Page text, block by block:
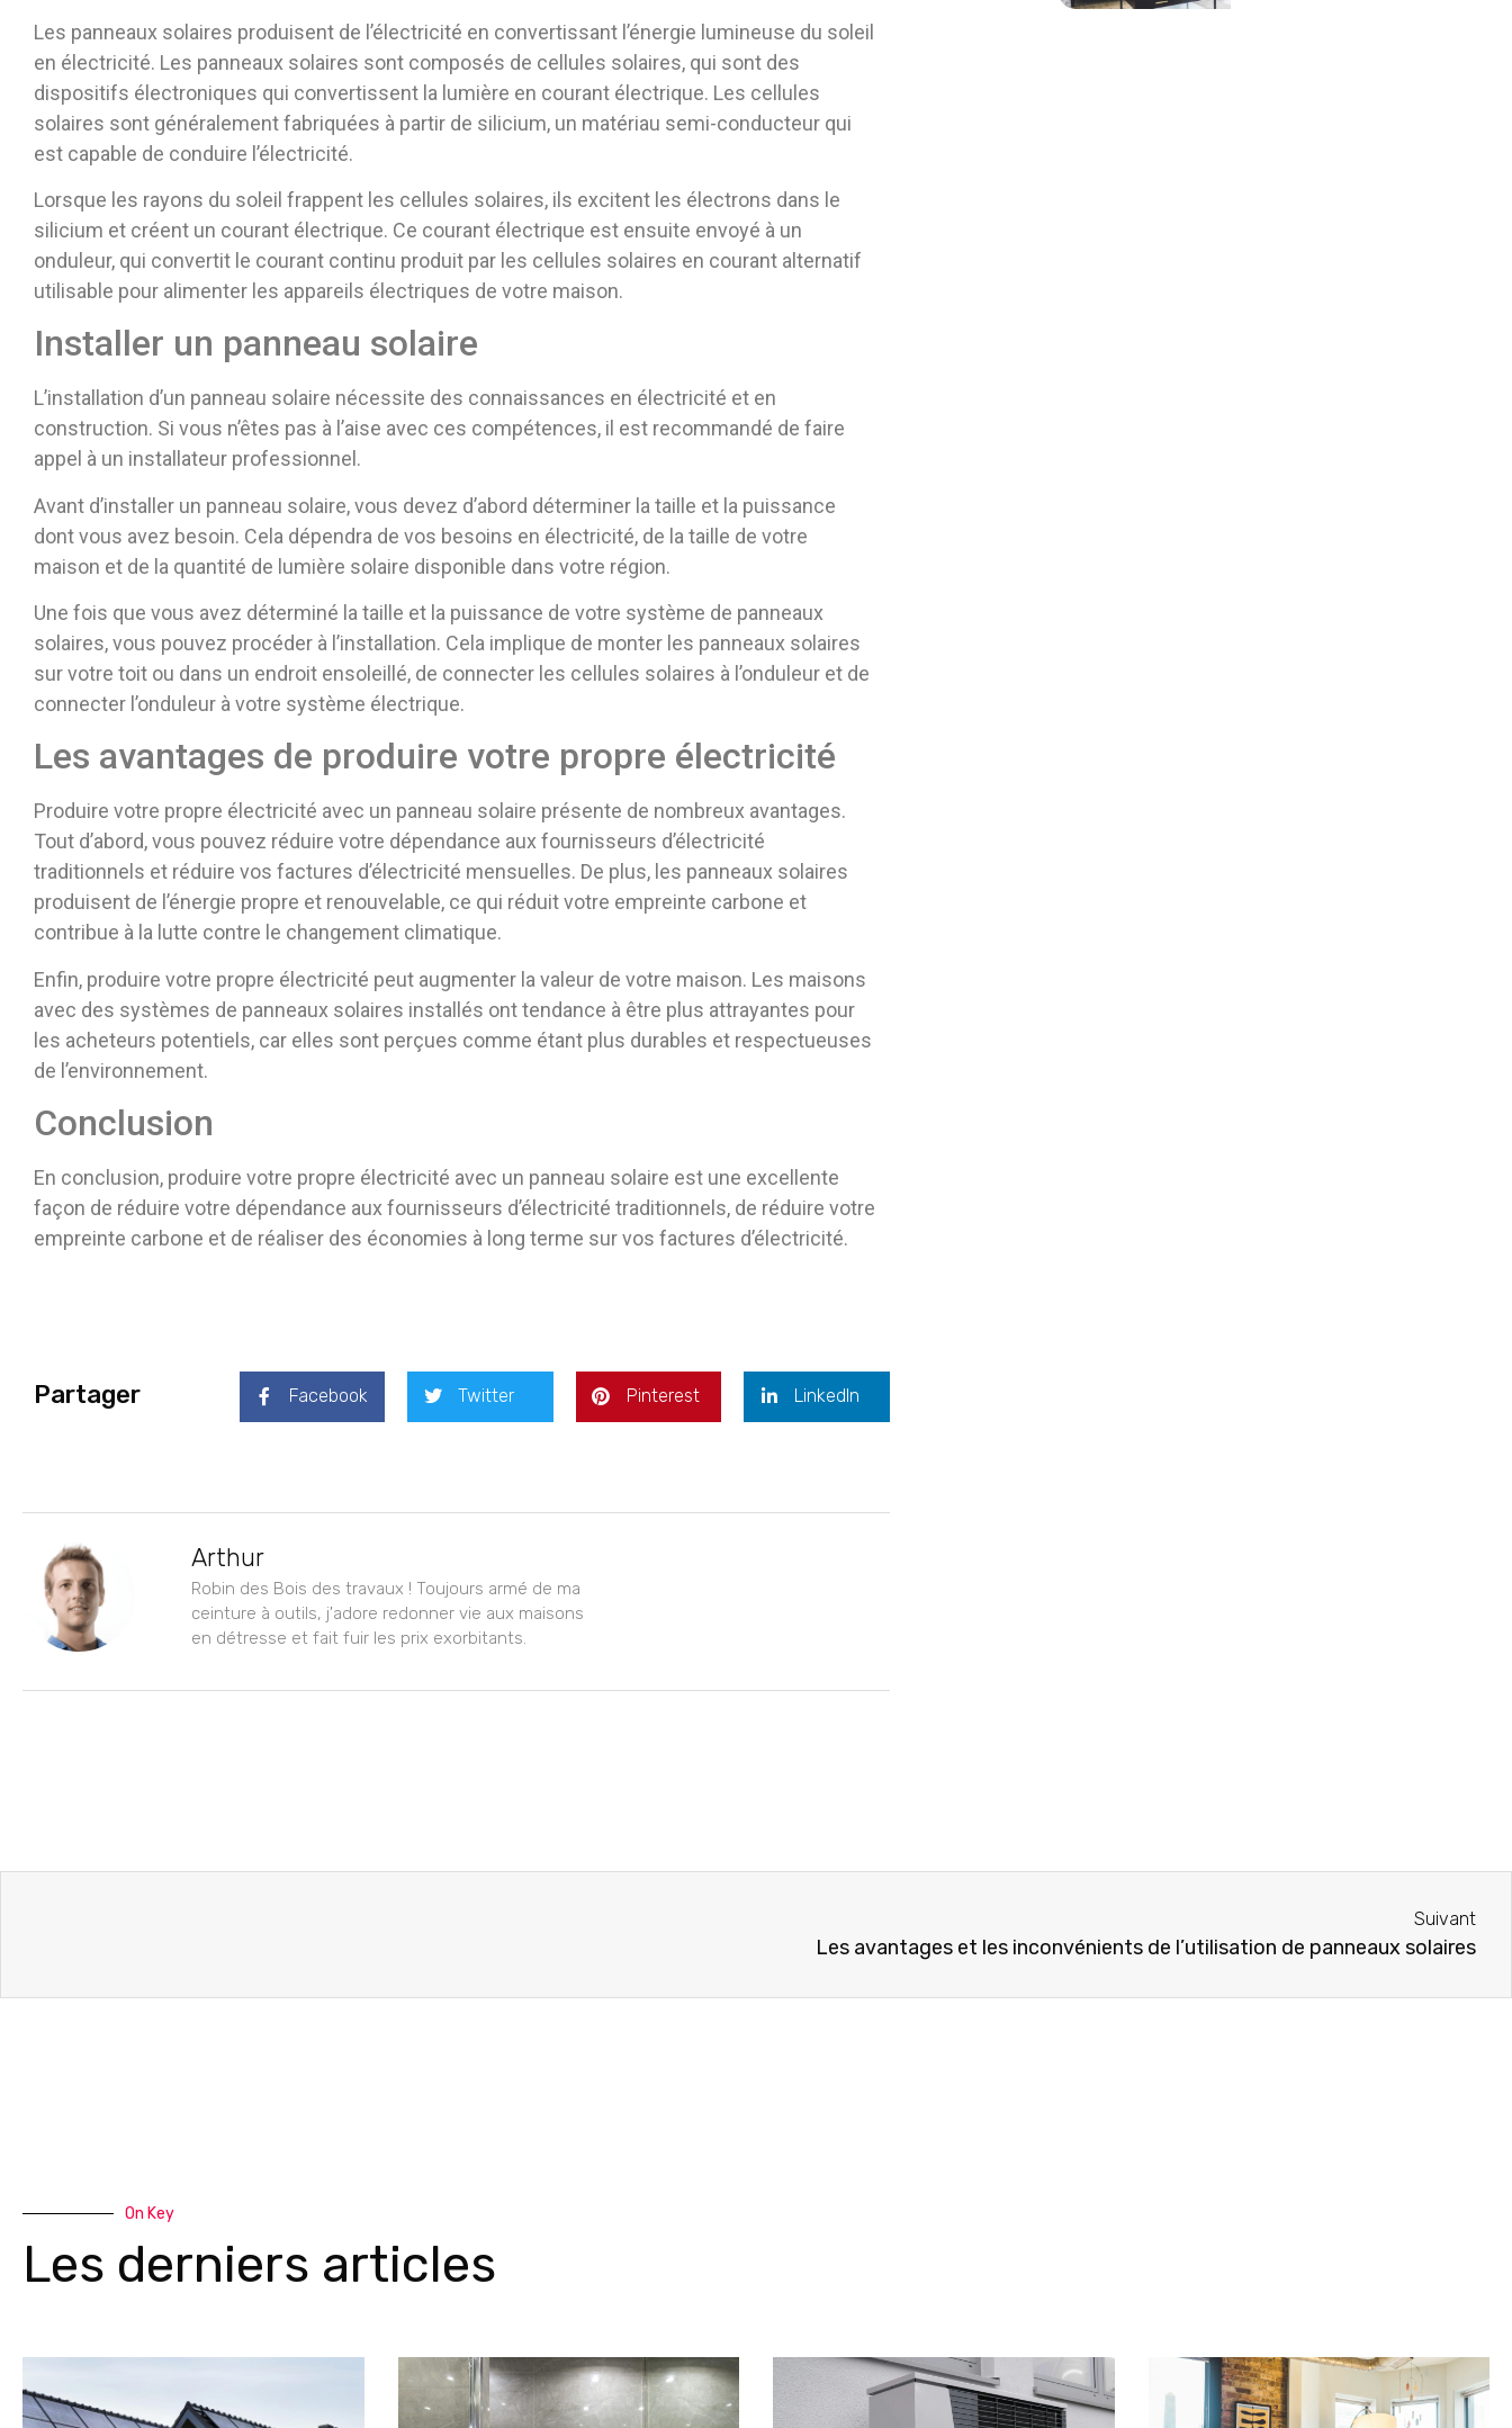
Les panneaux solaires produisent de l’électricité en convertissant l’énergie lumineuse du soleil
en électricité. Les panneaux solaires sont composés de cellules solaires, qui sont des
dispositifs électroniques qui convertissent la lumière en courant électrique. Les cellules
solaires sont généralement fabriquées à partir de silicium, un matériau semi-conducteur qui
est capable de conduire l’électricité.
Lorsque les rayons du soleil frappent les cellules solaires, ils excitent les électrons dans le
silicium et créent un courant électrique. Ce courant électrique est ensuite envoyé à un
onduleur, qui convertit le courant continu produit par les cellules solaires en courant alternatif
utilisable pour alimenter les appareils électriques de votre maison.
Installer un panneau solaire
L’installation d’un panneau solaire nécessite des connaissances en électricité et en
construction. Si vous n’êtes pas à l’aise avec ces compétences, il est recommandé de faire
appel à un installateur professionnel.
Avant d’installer un panneau solaire, vous devez d’abord déterminer la taille et la puissance
dont vous avez besoin. Cela dépendra de vos besoins en électricité, de la taille de votre
maison et de la quantité de lumière solaire disponible dans votre région.
Une fois que vous avez déterminé la taille et la puissance de votre système de panneaux
solaires, vous pouvez procéder à l’installation. Cela implique de monter les panneaux solaires
sur votre toit ou dans un endroit ensoleillé, de connecter les cellules solaires à l’onduleur et de
connecter l’onduleur à votre système électrique.
Les avantages de produire votre propre électricité
Produire votre propre électricité avec un panneau solaire présente de nombreux avantages.
Tout d’abord, vous pouvez réduire votre dépendance aux fournisseurs d’électricité
traditionnels et réduire vos factures d’électricité mensuelles. De plus, les panneaux solaires
produisent de l’énergie propre et renouvelable, ce qui réduit votre empreinte carbone et
contribue à la lutte contre le changement climatique.
Enfin, produire votre propre électricité peut augmenter la valeur de votre maison. Les maisons
avec des systèmes de panneaux solaires installés ont tendance à être plus attrayantes pour
les acheteurs potentiels, car elles sont perçues comme étant plus durables et respectueuses
de l’environnement.
Conclusion
En conclusion, produire votre propre électricité avec un panneau solaire est une excellente
façon de réduire votre dépendance aux fournisseurs d’électricité traditionnels, de réduire votre
empreinte carbone et de réaliser des économies à long terme sur vos factures d’électricité.
Partager Facebook Twitter Pinterest LinkedIn
Arthur
Robin des Bois des travaux ! Toujours armé de ma
ceinture à outils, j'adore redonner vie aux maisons
en détresse et fait fuir les prix exorbitants.
Suivant
Les avantages et les inconvénients de l’utilisation de panneaux solaires
On Key
Les derniers articles